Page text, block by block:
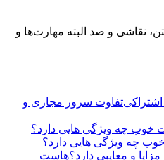
نقاشی و صد البته مهارت‌ها و
تفاوت سرور مجازی و
چه ویژگی هایی دارد؟
هاست